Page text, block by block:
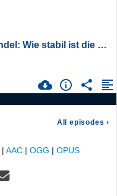
Wählermärkte im Wandel: Wie stabil ist die politische Mitte? | mit Prof. Dr. Karl-Rudolf Korte
All episodes ›
| AAC | OGG | OPUS